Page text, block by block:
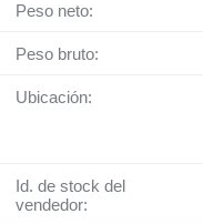
Peso neto:
Peso bruto:
Ubicación:
Id. de stock del
vendedor: